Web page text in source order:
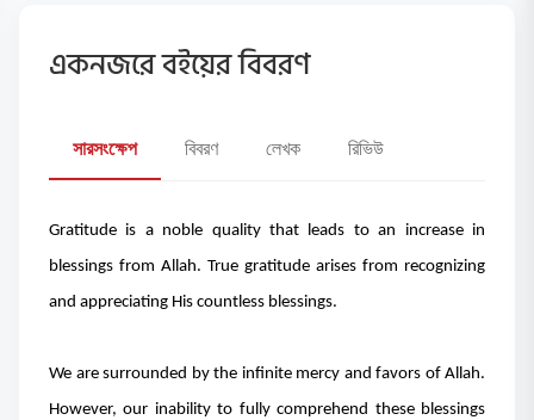
একনজরে বইয়ের বিবরণ
সারসংক্ষেপ বিবরণ লেখক রিভিউ
Gratitude is a noble quality that leads to an increase in
blessings from Allah. True gratitude arises from recognizing
and appreciating His countless blessings.
We are surrounded by the infinite mercy and favors of Allah.
However, our inability to fully comprehend these blessings